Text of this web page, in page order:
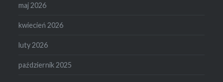
maj 2026
kwiecień 2026
luty 2026
październik 2025